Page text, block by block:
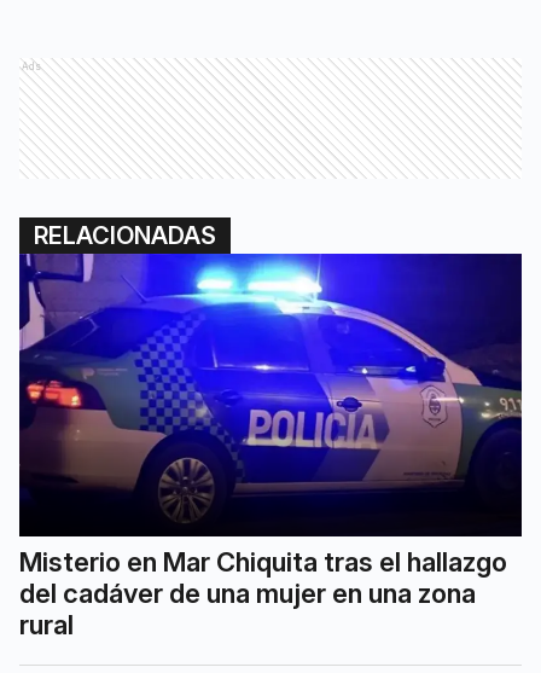
Ads
RELACIONADAS
Misterio en Mar Chiquita tras el hallazgo
del cadáver de una mujer en una zona
rural